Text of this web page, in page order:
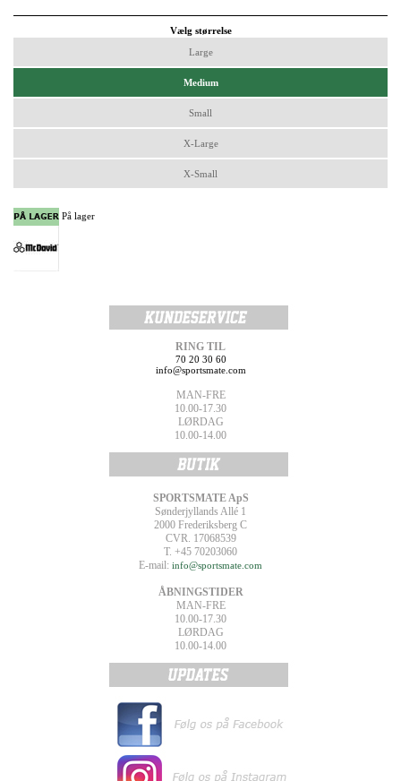
Vælg størrelse
Large
Medium
Small
X-Large
X-Small
På lager
RING TIL
70 20 30 60
info@sportsmate.com
MAN-FRE
10.00-17.30
LØRDAG
10.00-14.00
SPORTSMATE ApS
Sønderjyllands Allé 1
2000 Frederiksberg C
CVR. 17068539
T. +45 70203060
E-mail: info@sportsmate.com
ÅBNINGSTIDER
MAN-FRE
10.00-17.30
LØRDAG
10.00-14.00